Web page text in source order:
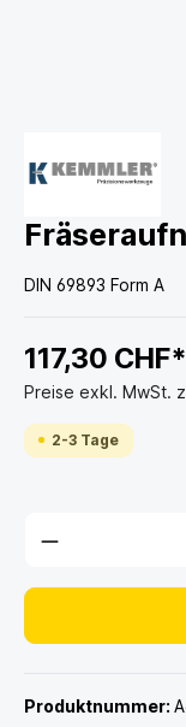
DIN 69893 Form A
117,30 CHF*
Preise exkl. MwSt.
2-3 Tage
Produktnummer: